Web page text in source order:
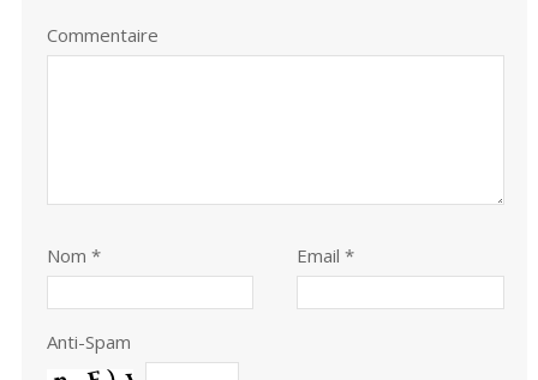
Commentaire
Nom * Email *
Anti-Spam